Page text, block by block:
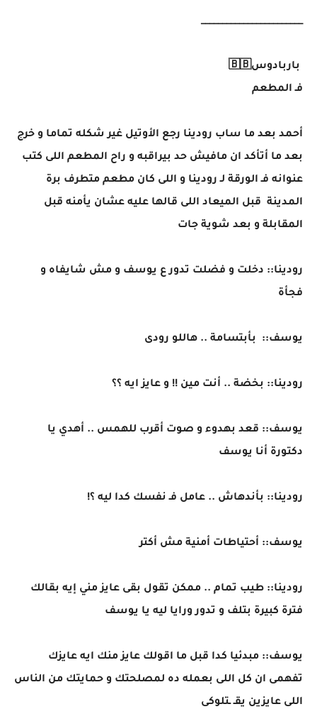
________________________
باربادوس🇧🇧
فـ المطعم
أحمد بعد ما ساب رودينا رجع الأوتيل غير شكله تماما و خرج
بعد ما أتأكد ان مافيش حد بيراقبه و راح المطعم اللى كتب
عنوانه فـ الورقة لـ رودينا و اللى كان مطعم متطرف برة
المدينة قبل الميعاد اللى قالها عليه عشان يأمنه قبل
المقابلة و بعد شوية جات
رودينا:: دخلت و فضلت تدور ع يوسف و مش شايفاه و
فجأة
يوسف:: بأبتسامة .. هاللو رودى
رودينا:: بخضة .. أنت مين !! و عايز ايه ؟؟
يوسف:: قعد بهدوء و صوت أقرب للهمس .. أهدي يا
دكتورة أنا يوسف
رودينا:: بأندهاش .. عامل فـ نفسك كدا ليه ؟!
يوسف:: أحتياطات أمنية مش أكتر
رودينا:: طيب تمام .. ممكن تقول بقى عايز مني إيه بقالك
فترة كبيرة بتلف و تدور ورايا ليه يا يوسف
يوسف:: مبدئيا كدا قبل ما اقولك عايز منك ايه عايزك
تفهمى ان كل اللى بعمله ده لمصلحتك و حمايتك من الناس
اللى عايزين يقـ ـتلوكى